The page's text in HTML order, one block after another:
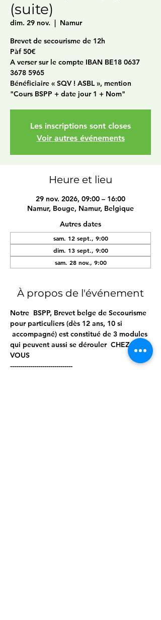
(suite)
dim. 29 nov.
  |
Namur
Brevet de secourisme de 12h
Pàf 50€
A verser sur le compte IBAN BE18 0637
3678 5965
Bénéficiaire « SQV ! ASBL », mention
"Cours BSPP + date jour 1 + Nom"
Les inscriptions sont closes
Voir autres événements
Heure et lieu
29 nov. 2026, 09:00 – 16:00
Namur, Bouge, Namur, Belgique
Autres dates
sam. 12 sept., 9:00
dim. 13 sept., 9:00
sam. 28 nov., 9:00
À propos de l'événement
Notre  BSPP, Brevet belge de Secourisme
pour particuliers (dès 12 ans, 10 si
accompagné) est constitué de 3 modules
qui peuvent aussi se dérouler  CHEZ
VOUS
-------------------------------